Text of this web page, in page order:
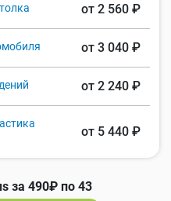
от 2 560 ₽
от 3 040 ₽
от 2 240 ₽
от 5 440 ₽
за 490₽ по 43